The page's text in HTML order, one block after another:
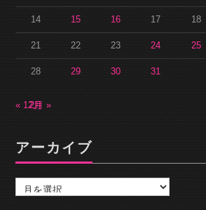
14 15 16 17 18
21 22 23 24 25
28 29 30 31
« 12月2月 »
アーカイブ
カ